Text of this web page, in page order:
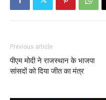
Previous article
पीएम मोदी ने राजस्थान के भाजपा
सांसदों को दिया जीत का मंत्र